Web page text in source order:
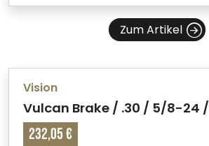
Zum Artikel
Vision
Vulcan Brake / .30 / 5/8-24
232,05 €